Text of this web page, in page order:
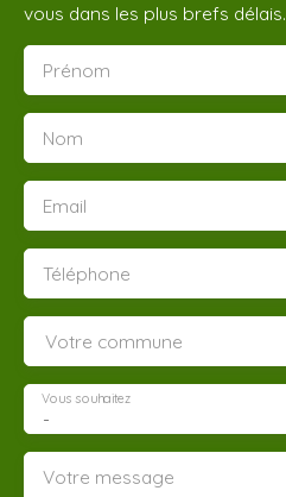
vous dans les plus brefs délais.
Prénom
Nom
Email
Téléphone
Votre commune
-
Vous souhaitez
Votre message